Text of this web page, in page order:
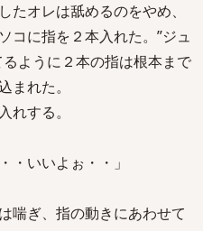
たオレは舐めるのをやめ、
コに指を２本入れた。”ジュ
ように２本の指は根本まで
まれた。
れする。
・いいよぉ・・」
喘ぎ、指の動きにあわせて